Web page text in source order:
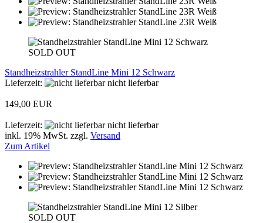
SOLD OUT
Standheizstrahler StandLine Mini 12 Schwarz
Lieferzeit:
nicht lieferbar
149,00 EUR
Lieferzeit:
nicht lieferbar
inkl. 19% MwSt. zzgl. Versand
Zum Artikel
SOLD OUT